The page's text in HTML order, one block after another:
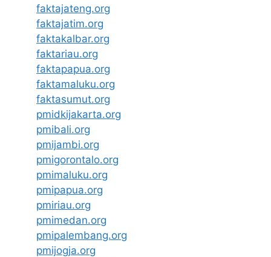
faktajateng.org
faktajatim.org
faktakalbar.org
faktariau.org
faktapapua.org
faktamaluku.org
faktasumut.org
pmidkijakarta.org
pmibali.org
pmijambi.org
pmigorontalo.org
pmimaluku.org
pmipapua.org
pmiriau.org
pmimedan.org
pmipalembang.org
pmijogja.org